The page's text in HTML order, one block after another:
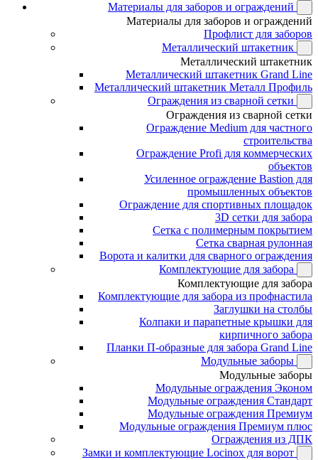
Материалы для заборов и ограждений
Материалы для заборов и ограждений
Профлист для заборов
Металлический штакетник
Металлический штакетник
Металлический штакетник Grand Line
Металлический штакетник Металл Профиль
Ограждения из сварной сетки
Ограждения из сварной сетки
Ограждение Medium для частного
строительства
Ограждение Profi для коммерческих
объектов
Усиленное ограждение Bastion для
промышленных объектов
Ограждение для спортивных площадок
3D сетки для забора
Сетка с полимерным покрытием
Сетка сварная рулонная
Ворота и калитки для сварного ограждения
Комплектующие для забора
Комплектующие для забора
Комплектующие для забора из профнастила
Заглушки на столбы
Колпаки и парапетные крышки для
кирпичного забора
Планки П-образные для забора Grand Line
Модульные заборы
Модульные заборы
Модульные ограждения Эконом
Модульные ограждения Стандарт
Модульные ограждения Премиум
Модульные ограждения Премиум плюс
Ограждения из ДПК
Замки и комплектующие Locinox для ворот